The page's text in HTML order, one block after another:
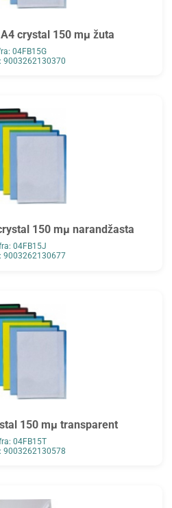
crystal 150 mµ žuta
04FB15G
9003262130370
150 mµ narandžasta
04FB15J
9003262130677
150 mµ transparent
04FB15T
9003262130578